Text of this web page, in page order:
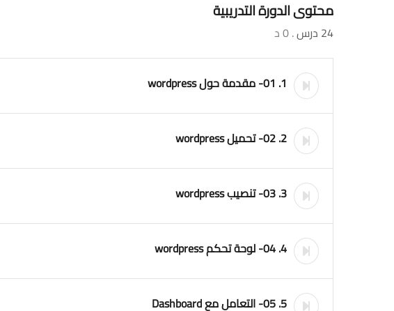
محتوى الدورة التدريبية
24 درس . 0 د
1. 01- مقدمة حول wordpress
2. 02- تحميل wordpress
3. 03- تنصيب wordpress
4. 04- لوحة تحكم wordpress
5. 05- التعامل مع Dashboard